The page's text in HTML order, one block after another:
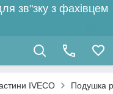
зв"зку з фахівцем
IVECO Подушка